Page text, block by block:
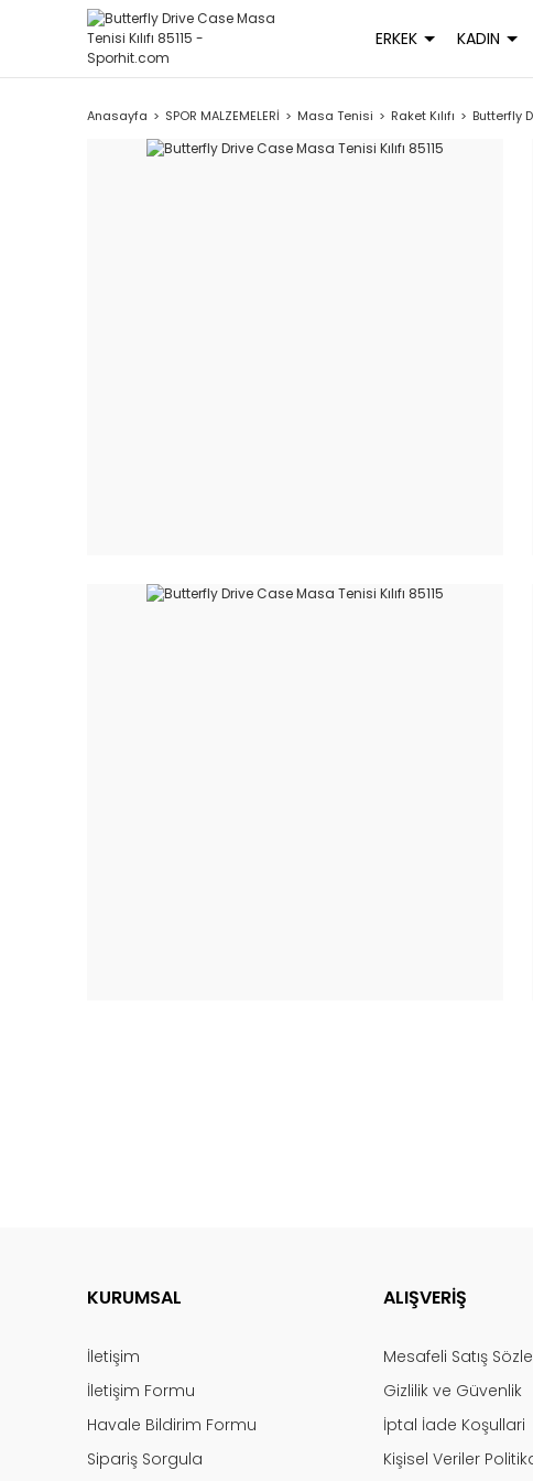
ERKEK KADIN
Anasayfa SPOR MALZEMELERİ Masa Tenisi Raket Kılıfı Butterfly
KURUMSAL
İletişim
İletişim Formu
Havale Bildirim Formu
Sipariş Sorgula
ALIŞVERİŞ
Mesafeli Satış
Gizlilik ve Güvenlik
İptal İade Koşullari
Kişisel Veriler